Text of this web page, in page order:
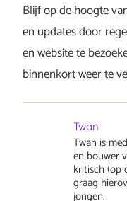
Blijf op de hoogte
en updates door
en website te
binnenkort weer te
Twan
Twan is
en bouwer
kritisch (op
graag
jongen.